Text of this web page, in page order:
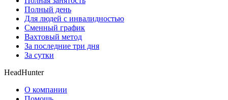
Полный день
Для людей с инвалидностью
Сменный график
Вахтовый метод
За последние три дня
За сутки
HeadHunter
О компании